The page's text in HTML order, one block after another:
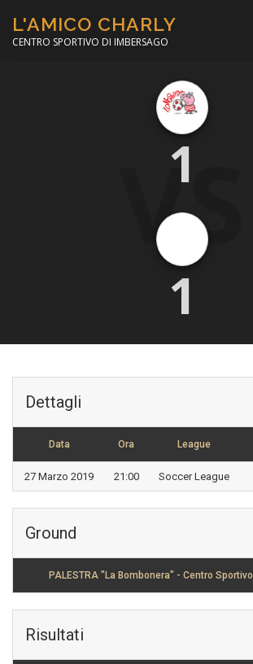
contenuto
L'AMICO CHARLY
CENTRO SPORTIVO DI IMBERSAGO
CORSO
MINIBASKET
VS
1
1
Dettagli
Data Ora League
27 Marzo 2019 21:00 Soccer League
Ground
PALESTRA "La Bombonera" - Centro
Risultati